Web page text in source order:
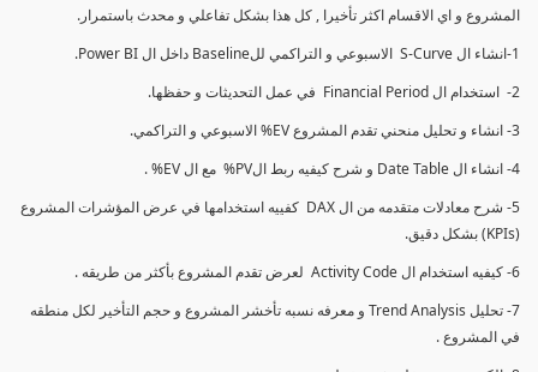
المشروع و اي الاقسام اكثر تأخيرا , كل هذا بشكل تفاعلي و محدث باستمرار.
1-انشاء ال S-Curve الاسبوعي و التراكمي للBaseline داخل ال Power BI.
2- استخدام ال Financial Period في عمل التحديثات و حفظها.
3- انشاء و تحليل منحني تقدم المشروع EV% الاسبوعي و التراكمي.
4- انشاء ال Date Table و شرح كيفيه ربط الPV% مع ال EV% .
5- شرح معادلات متقدمه من ال DAX كفييه استخدامها في عرض المؤشرات المشروع
(KPIs) بشكل دقيق.
6- كيفيه استخدام ال Activity Code لعرض تقدم المشروع بأكثر من طريقه .
7- تحليل Trend Analysis و معرفه نسبه تأخشر المشروع و حجم التأخير لكل منطقه
في المشروع .